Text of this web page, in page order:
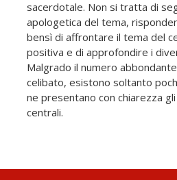
sacerdotale. Non si tratta di
apologetica del tema,
bensì di affrontare il tema del
positiva e di approfondire i
Malgrado il numero
celibato, esistono soltanto
ne presentano con chiarezza
centrali.